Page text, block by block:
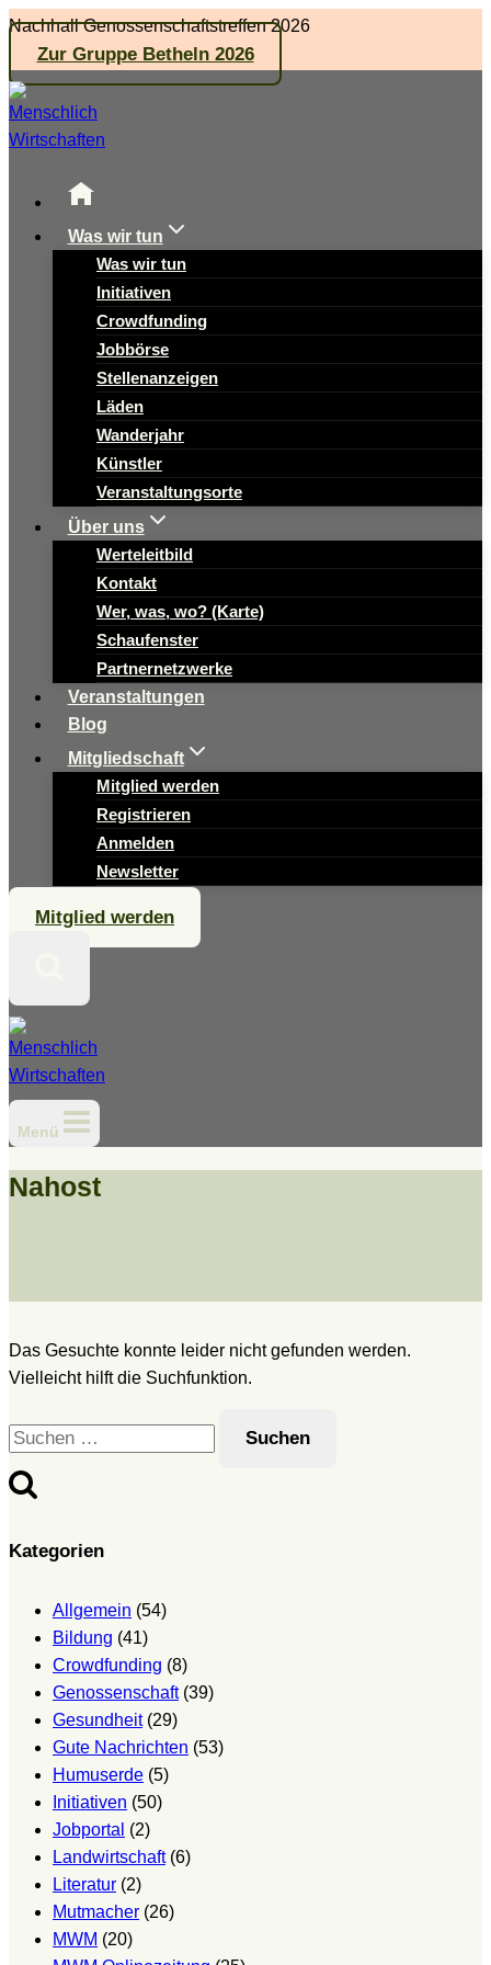
Zum
Inhalt
springen
Nachhall Genossenschaftstreffen 2026
Zur Gruppe Betheln 2026
Was wir tun
Was wir tun
Initiativen
Crowdfunding
Jobbörse
Stellenanzeigen
Läden
Wanderjahr
Künstler
Veranstaltungsorte
Über uns
Werteleitbild
Kontakt
Wer, was, wo? (Karte)
Schaufenster
Partnernetzwerke
Veranstaltungen
Blog
Mitgliedschaft
Mitglied werden
Registrieren
Anmelden
Newsletter
Mitglied werden
Menü
Nahost
Das Gesuchte konnte leider nicht gefunden werden.
Vielleicht hilft die Suchfunktion.
Suchen
nach:
Kategorien
Allgemein (54)
Bildung (41)
Crowdfunding (8)
Genossenschaft(39)
Gesundheit(29)
Gute Nachrichten (53)
Humuserde (5)
Initiativen (50)
Jobportal (2)
Landwirtschaft(6)
Literatur (2)
Mutmacher (26)
MWM (20)